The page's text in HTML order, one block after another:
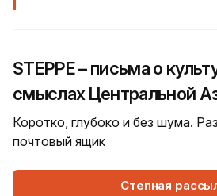
STEPPE – письма о
смыслах Центральной
Коротко, глубоко и без шума.
почтовый ящик
Степная